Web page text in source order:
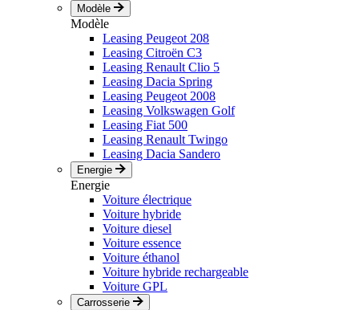
Modèle
Modèle
Leasing Peugeot 208
Leasing Citroën C3
Leasing Renault Clio 5
Leasing Dacia Spring
Leasing Peugeot 2008
Leasing Volkswagen Golf
Leasing Fiat 500
Leasing Renault Twingo
Leasing Dacia Sandero
Energie
Energie
Voiture électrique
Voiture hybride
Voiture diesel
Voiture essence
Voiture éthanol
Voiture hybride rechargeable
Voiture GPL
Carrosserie